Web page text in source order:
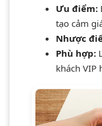
Ưu điểm:
tạo cảm
Nhược
Phù hợp:
khách VIP